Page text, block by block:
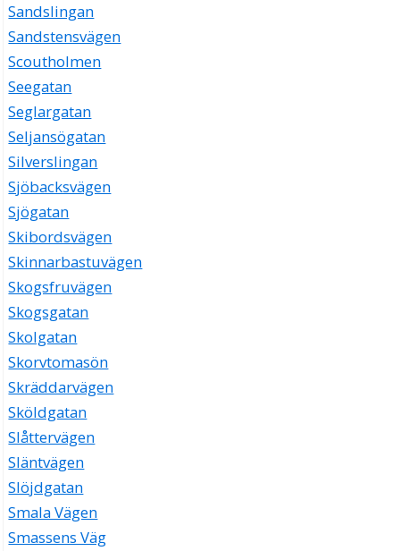
Sandslingan
Sandstensvägen
Scoutholmen
Seegatan
Seglargatan
Seljansögatan
Silverslingan
Sjöbacksvägen
Sjögatan
Skibordsvägen
Skinnarbastuvägen
Skogsfruvägen
Skogsgatan
Skolgatan
Skorvtomasön
Skräddarvägen
Sköldgatan
Slåttervägen
Släntvägen
Slöjdgatan
Smala Vägen
Smassens Väg